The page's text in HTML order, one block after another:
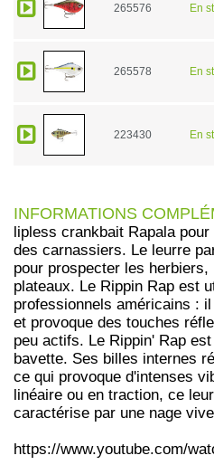
265576 En
265578 En
223430 En
INFORMATIONS
lipless crankbait Rapala
des carnassiers. Le leurre
pour prospecter les
plateaux. Le Rippin Rap est
professionnels américains :
et provoque des touches
peu actifs. Le Rippin' Rap
bavette. Ses billes internes
ce qui provoque d'intenses
linéaire ou en traction, ce
caractérise par une nage
https://www.youtube.com/